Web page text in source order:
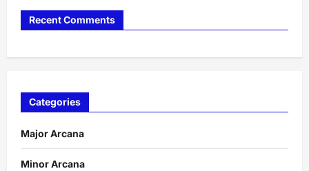
Recent Comments
Categories
Major Arcana
Minor Arcana